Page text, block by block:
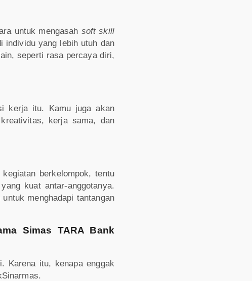
untuk mengasah soft skill
individu yang lebih utuh dan
seperti rasa percaya diri,
kerja itu. Kamu juga akan
kerja sama, dan
berkelompok, tentu
kuat antar-anggotanya.
menghadapi tantangan
Simas TARA Bank
Karena itu, kenapa enggak